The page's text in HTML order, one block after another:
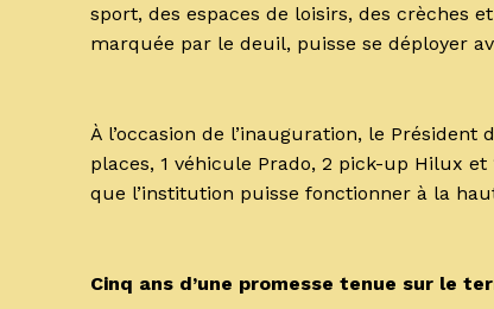
sport, des espaces de loisirs, des crèches
marquée par le deuil, puisse se déployer
À l’occasion de l’inauguration, le Président
places, 1 véhicule Prado, 2 pick-up Hilux
que l’institution puisse fonctionner à la
Cinq ans d’une promesse tenue sur le